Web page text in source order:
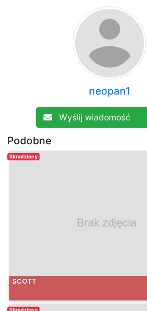
neopan1
Wyślij wiadomość
Podobne
Skradziony
SCOTT